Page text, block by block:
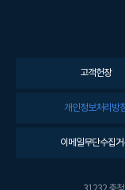
고객헌장
개인정보처리방
이메일무단수집거